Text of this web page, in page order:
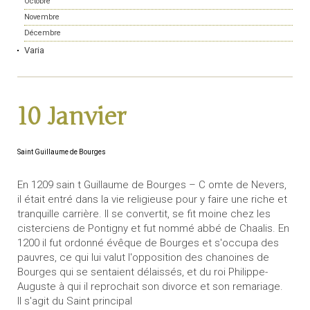
Novembre
Décembre
Varia
10 Janvier
Saint Guillaume de Bourges
En 1209 sain t Guillaume de Bourges – C omte de Nevers,
il était entré dans la vie religieuse pour y faire une riche et
tranquille carrière. Il se convertit, se fit moine chez les
cisterciens de Pontigny et fut nommé abbé de Chaalis. En
1200 il fut ordonné évêque de Bourges et s'occupa des
pauvres, ce qui lui valut l'opposition des chanoines de
Bourges qui se sentaient délaissés, et du roi Philippe-
Auguste à qui il reprochait son divorce et son remariage.
Il s'agit du Saint principal